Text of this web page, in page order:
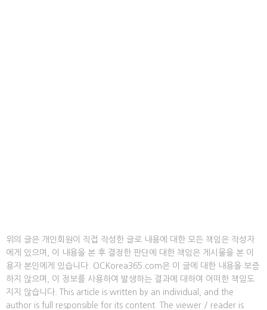
위의 글은 개인회원이 직접 작성한 글로 내용에 대한 모든 책임은 작성자
에게 있으며, 이 내용을 본 후 결정한 판단에 대한 책임은 게시물을 본 이
용자 본인에게 있습니다. OCKorea365.com은 이 글에 대한 내용을 보증
하지 않으며, 이 정보를 사용하여 발생하는 결과에 대하여 어떠한 책임도
지지 않습니다. This article is written by an individual, and the
author is full responsible for its content. The viewer / reader is